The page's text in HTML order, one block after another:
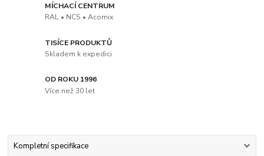
MÍCHACÍ CENTRUM
RAL • NCS • Acomix
TISÍCE PRODUKTŮ
Skladem k expedici
OD ROKU 1996
Více než 30 let
Kompletní specifikace